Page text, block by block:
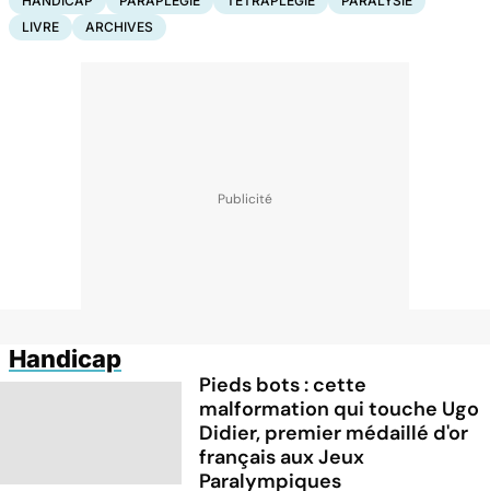
LIVRE
ARCHIVES
Handicap
Pieds bots : cette
malformation qui touche Ugo
Didier, premier médaillé d'or
français aux Jeux
Paralympiques